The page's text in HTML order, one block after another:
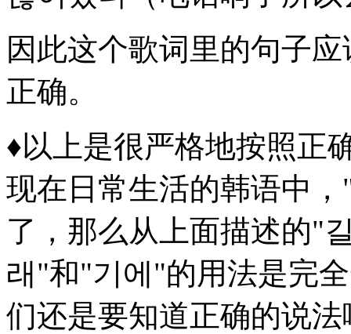
因此这个歌词里的句子
正确。
♦以上是很严格地按照正
现在日常生活的韩语中
了，那么从上面描述的"
래"和"기에"的用法是完
们还是要知道正确的说法